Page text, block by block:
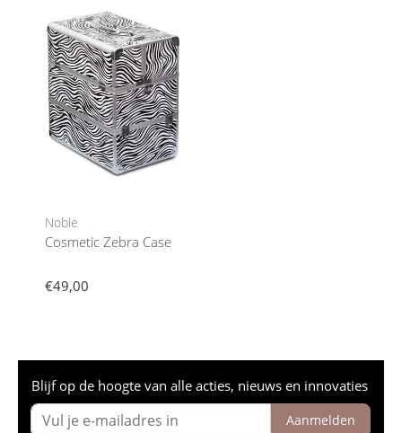
Noble
Cosmetic Zebra Case
€49,00
Blijf op de hoogte van alle acties, nieuws en innovaties
Aanmelden